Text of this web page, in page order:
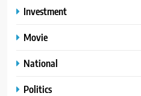
Investment
Movie
National
Politics